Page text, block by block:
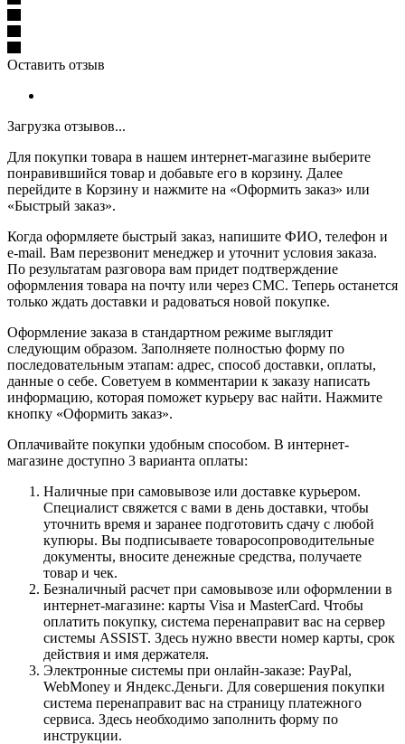
Оставить отзыв
Загрузка отзывов...
Для покупки товара в нашем интернет-магазине выберите
понравившийся товар и добавьте его в корзину. Далее
перейдите в Корзину и нажмите на «Оформить заказ» или
«Быстрый заказ».
Когда оформляете быстрый заказ, напишите ФИО, телефон и
e-mail. Вам перезвонит менеджер и уточнит условия заказа.
По результатам разговора вам придет подтверждение
оформления товара на почту или через СМС. Теперь останется
только ждать доставки и радоваться новой покупке.
Оформление заказа в стандартном режиме выглядит
следующим образом. Заполняете полностью форму по
последовательным этапам: адрес, способ доставки, оплаты,
данные о себе. Советуем в комментарии к заказу написать
информацию, которая поможет курьеру вас найти. Нажмите
кнопку «Оформить заказ».
Оплачивайте покупки удобным способом. В интернет-
магазине доступно 3 варианта оплаты:
Наличные при самовывозе или доставке курьером.
Специалист свяжется с вами в день доставки, чтобы
уточнить время и заранее подготовить сдачу с любой
купюры. Вы подписываете товаросопроводительные
документы, вносите денежные средства, получаете
товар и чек.
Безналичный расчет при самовывозе или оформлении в
интернет-магазине: карты Visa и MasterCard. Чтобы
оплатить покупку, система перенаправит вас на сервер
системы ASSIST. Здесь нужно ввести номер карты, срок
действия и имя держателя.
Электронные системы при онлайн-заказе: PayPal,
WebMoney и Яндекс.Деньги. Для совершения покупки
система перенаправит вас на страницу платежного
сервиса. Здесь необходимо заполнить форму по
инструкции.